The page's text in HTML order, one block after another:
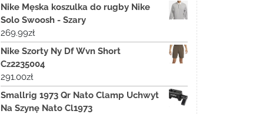
Nike Męska koszulka do rugby Nike
Solo Swoosh - Szary
269.99zł
Nike Szorty Ny Df Wvn Short
Cz2235004
291.00zł
Smallrig 1973 Qr Nato Clamp Uchwyt
Na Szynę Nato Cl1973